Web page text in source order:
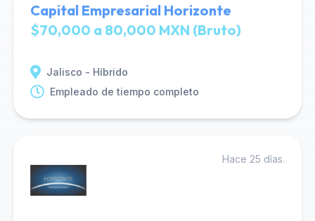
Capital Empresarial Horizonte
$70,000 a 80,000 MXN (Bruto)
Jalisco - Híbrido
Empleado de tiempo completo
Hace 25 días.